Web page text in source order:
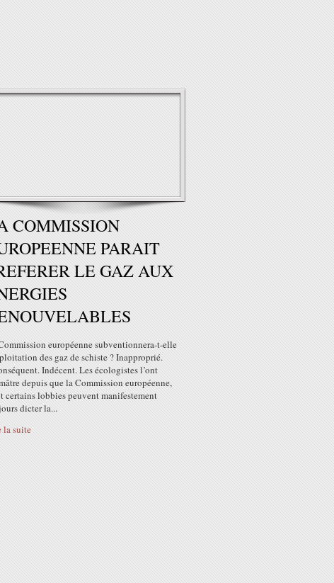
COMMISSION
PARAIT
LE GAZ AUX
européenne subventionnera-t-elle
des gaz de schiste ? Inapproprié.
Indécent. Les écologistes l’ont
depuis que la Commission européenne,
certains lobbies peuvent manifestement
dicter la...
la suite